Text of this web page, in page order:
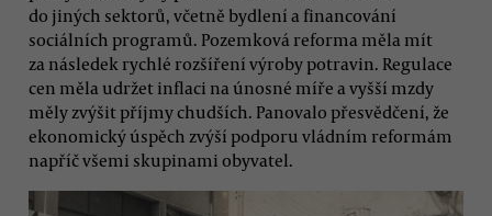
do jiných sektorů, včetně bydlení a financování
sociálních programů. Pozemková reforma měla mít
za následek rychlé rozšíření výroby potravin. Regulace
cen měla udržet inflaci na únosné míře a vyšší mzdy
měly zvýšit příjmy chudších. Panovalo přesvědčení, že
ekonomický úspěch zvýší podporu vládním reformám
napříč všemi skupinami obyvatel.